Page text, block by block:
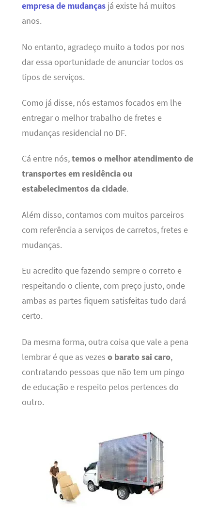
empresa de mudançasjá existe há muitos
anos.
No entanto, agradeço muito a todos por nos
dar essa oportunidade de anunciar todos os
tipos de serviços.
Como já disse, nós estamos focados em lhe
entregar o melhor trabalho de fretes e
mudanças residencial no DF.
Cá entre nós,temos o melhor atendimento de
transportes em residência ou
estabelecimentos da cidade.
Além disso, contamos com muitos parceiros
com referência a serviços de carretos, fretes e
mudanças.
Eu acredito que fazendo sempre o correto e
respeitando o cliente, com preço justo, onde
ambas as partes fiquem satisfeitas tudo dará
certo.
Da mesma forma, outra coisa que vale a pena
lembrar é que as vezes o barato sai caro,
contratando pessoas que não tem um pingo
de educação e respeito pelos pertences do
outro.